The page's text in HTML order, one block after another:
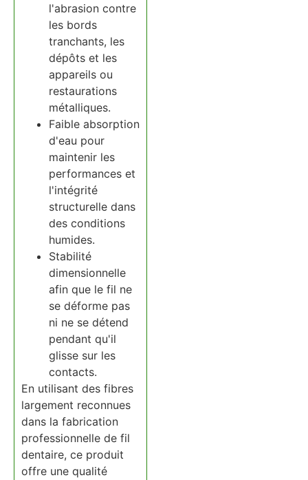
l'abrasion contre
les bords
tranchants, les
dépôts et les
appareils ou
restaurations
métalliques.
Faible absorption
d'eau pour
maintenir les
performances et
l'intégrité
structurelle dans
des conditions
humides.
Stabilité
dimensionnelle
afin que le fil ne
se déforme pas
ni ne se détend
pendant qu'il
glisse sur les
contacts.
En utilisant des fibres
largement reconnues
dans la fabrication
professionnelle de fil
dentaire, ce produit
offre une qualité